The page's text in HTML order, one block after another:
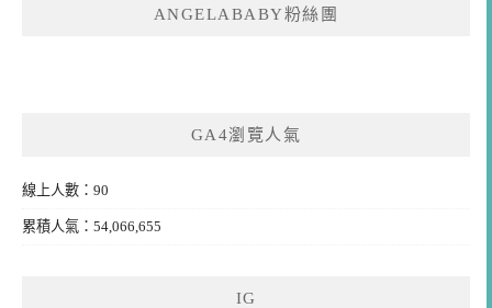
ANGELABABY粉絲團
GA4瀏覽人氣
線上人數：90
累積人氣：54,066,655
IG